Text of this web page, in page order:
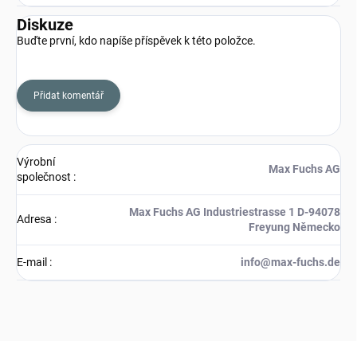
Diskuze
Buďte první, kdo napíše příspěvek k této položce.
Přidat komentář
Výrobní
společnost :
Max Fuchs AG
Adresa :
Max Fuchs AG Industriestrasse 1 D-94078
Freyung Německo
E-mail : info@max-fuchs.de